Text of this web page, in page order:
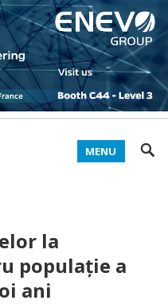
MENU
la
populaţie a
ani